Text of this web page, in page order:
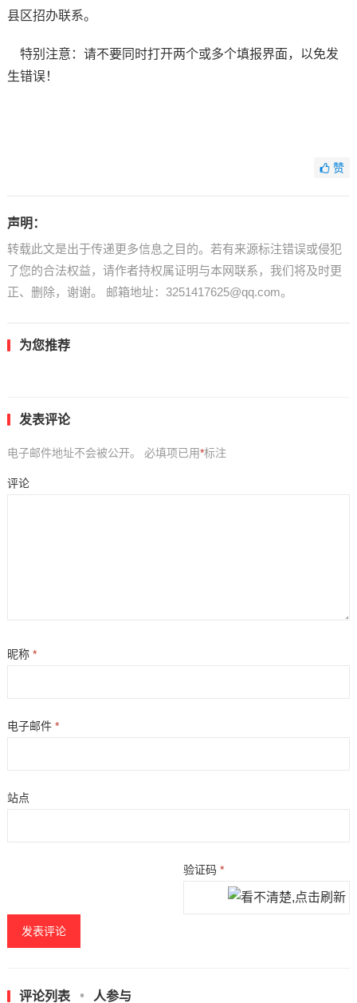
县区招办联系。
特别注意：请不要同时打开两个或多个填报界面，以免发
生错误！
赞
声明：
转载此文是出于传递更多信息之目的。若有来源标注错误或侵犯
了您的合法权益，请作者持权属证明与本网联系，我们将及时更
正、删除，谢谢。 邮箱地址：3251417625@qq.com。
为您推荐
发表评论
电子邮件地址不会被公开。 必填项已用*标注
评论
昵称 *
电子邮件 *
站点
验证码*
评论列表 人参与